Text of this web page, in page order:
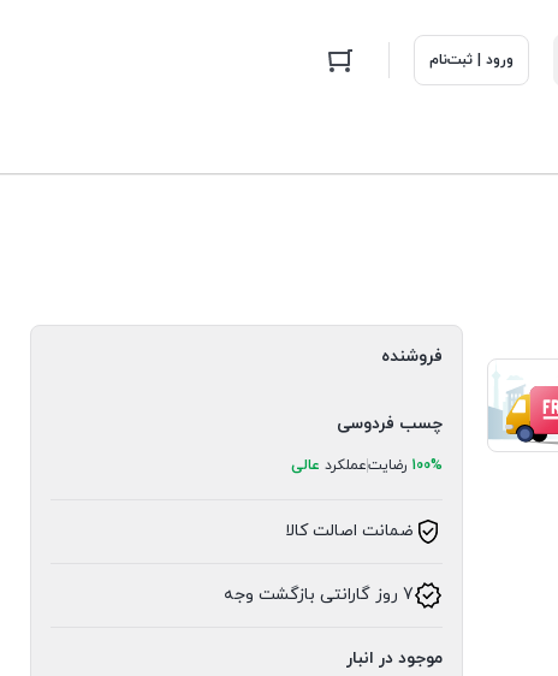
ورود | ثبت‌نام
فروشنده
چسب فردوسی
100% رضایتعملکرد عالی
ضمانت اصالت کالا
7 روز گارانتی بازگشت وجه
موجود در انبار